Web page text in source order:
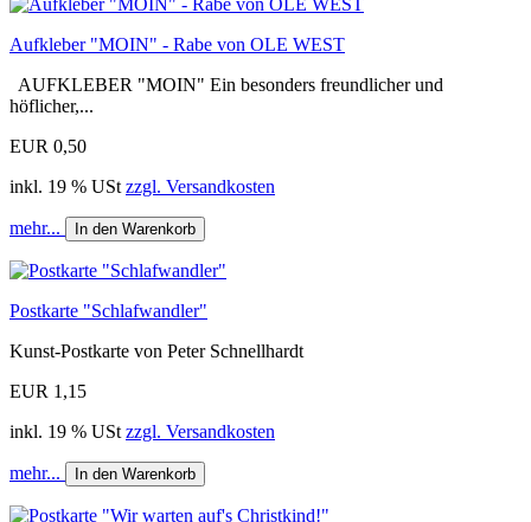
Aufkleber "MOIN" - Rabe von OLE WEST
AUFKLEBER "MOIN" Ein besonders freundlicher und
höflicher,...
EUR 0,50
inkl. 19 % USt zzgl. Versandkosten
mehr... In den Warenkorb
Postkarte "Schlafwandler"
Kunst-Postkarte von Peter Schnellhardt
EUR 1,15
inkl. 19 % USt zzgl. Versandkosten
mehr... In den Warenkorb